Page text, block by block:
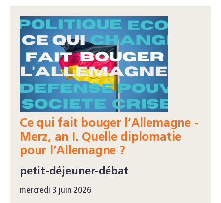
Ce qui fait bouger l’Allemagne -
Merz, an I. Quelle diplomatie
pour l’Allemagne ?
petit-déjeuner-débat
mercredi 3 juin 2026